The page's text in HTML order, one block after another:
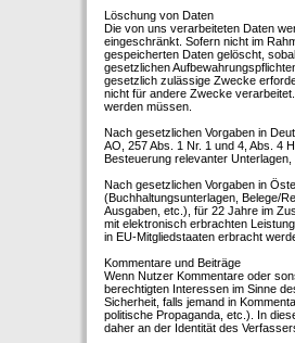
Löschung von Daten
Die von uns verarbeiteten Daten
eingeschränkt. Sofern nicht im
gespeicherten Daten gelöscht,
gesetzlichen
gesetzlich zulässige Zwecke
nicht für andere Zwecke
werden müssen.
Nach gesetzlichen Vorgaben in
AO, 257 Abs. 1 Nr. 1 und 4, Abs. 4
Besteuerung relevanter
Nach gesetzlichen Vorgaben in
(Buchhaltungsunterlagen, Belege/
Ausgaben, etc.), für 22 Jahre im
mit elektronisch erbrachten
in EU-Mitgliedstaaten erbracht
Kommentare und Beiträge
Wenn Nutzer Kommentare oder
berechtigten Interessen im Sinne
Sicherheit, falls jemand in
politische Propaganda, etc.). In
daher an der Identität des